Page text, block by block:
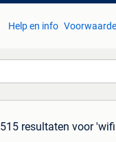
Help en info
515 resultaten voor